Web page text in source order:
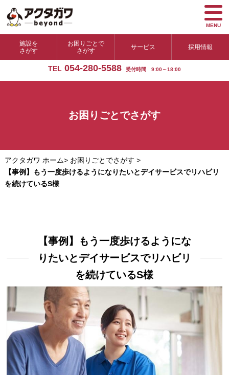
施設を
さがす
お困りごとで
さがす
サービス 採用情報
TEL 054-280-5588 受付時間 9:00～18:00
MENU
お困りごとでさがす
アクタガワ ホーム> お困りごとでさがす >
【事例】もう一度歩けるようになりたいとデイサービスでリハビリ
を続けているS様
【事例】もう一度歩けるようにな
りたいとデイサービスでリハビリ
を続けているS様